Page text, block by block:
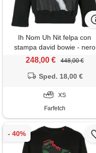
Ih Nom Uh Nit felpa con
stampa david bowie - nero
248,00 € 448,00 €
Sped. 18,00 €
XS
Farfetch